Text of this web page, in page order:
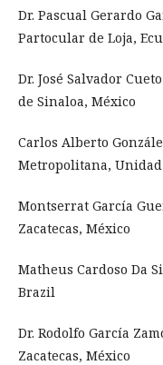
Dr. Pascual Gerardo
Partocular de Loja,
Dr. José Salvador
de Sinaloa, México
Carlos Alberto
Metropolitana,
Montserrat García
Zacatecas, México
Matheus Cardoso Da
Brazil
Dr. Rodolfo García
Zacatecas, México